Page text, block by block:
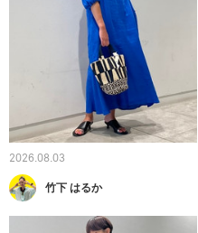
2026.08.03
竹下 はるか